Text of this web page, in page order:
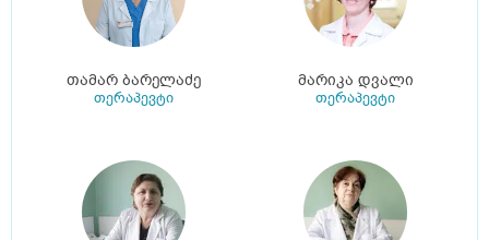
თამარ ბარელაძე
თერაპევტი
მარიკა დვალი
თერაპევტი